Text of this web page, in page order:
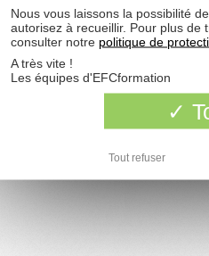
Nous vous laissons la possibilité
autorisez à recueillir. Pour plus de
consulter notre politique de
A très vite !
Les équipes d'EFCformation
Tout refuser